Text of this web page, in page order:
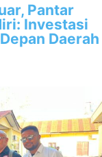
Pantar
Investasi
Daerah